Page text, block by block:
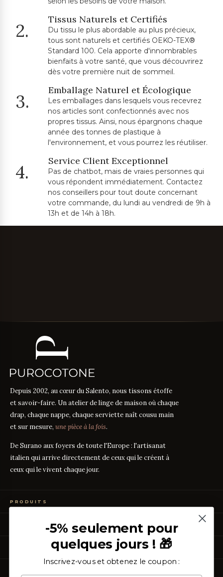
2.
Tissus Naturels et Certifiés
Du tissu le plus abordable au plus précieux,
tous sont naturels et certifiés OEKO-TEX®
Standard 100. Cela apporte d'innombrables
bienfaits à votre santé, que vous découvrirez
dès votre première nuit de sommeil.
3.
Emballage Naturel et Écologique
Les emballages dans lesquels vous recevrez
nos articles sont confectionnés avec nos
propres tissus. Ainsi, nous épargnons chaque
année des tonnes de plastique à
l'environnement, et vous pourrez les réutiliser.
4.
Service Client Exceptionnel
Pas de chatbot, mais de vraies personnes qui
vous répondent immédiatement. Contactez
nos conseillers pour tout doute concernant
votre commande, du lundi au vendredi de 9h à
13h et de 14h à 18h.
Depuis 2002, au cœur du Salento, nous tissons étoffe
et savoir-faire. Un atelier de linge de maison où chaque
drap, chaque nappe, chaque serviette naît cousu main
et sur mesure, une pièce à la fois.
De Surano aux foyers de toute l'Europe : l'artisanat
italien qui arrive directement de ceux qui le créent à
ceux qui le vivent chaque jour.
PRODUITS
Linge de Table
Vêtements de Maison
Échantillons Gratuits
GUIDES DES TISSUS
Guide des mesures GUIDE
Percale ou Satin ? GUIDE
Que signifie le TC ? GUIDE
Qui sommes-nous
Notre artisanat
-5% seulement pour
quelques jours ! 🎁
Inscrivez-vous et obtenez le coupon :